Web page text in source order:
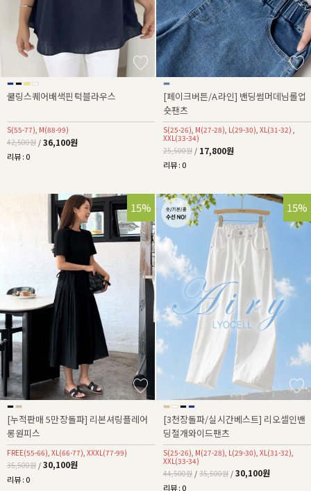
쿨링스퀘어배색핀턱블라우스
S(55-77), M(88-99)
42,500원 / 36,100원
리뷰 : 0
[페이크버튼/A라인] 밴딩썸머데님롤업
숏팬츠
S(25-26), M(27-28), L(29-30), XL(31-32) ,
XXL(33-34)
25,500원 / 17,800원
리뷰 : 0
15%
[누적판매 5만장돌파] 리본셔링플레어
롱원피스
FREE(55-66), XL(66-77), XXXL(77-99)
35,500원 / 30,100원
리뷰 : 0
32%
15%
[3천장돌파/실시간베스트] 리오셀인밴
딩절개와이드팬츠
S(25-26), M(27-28), L(29-30), XL(31-32),
XXL(33-34)
44,500원 / 35,500원 / 30,100원
리뷰 : 0